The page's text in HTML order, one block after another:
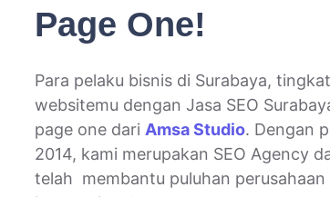
Page One!
Para pelaku bisnis di Surabaya,
websitemu dengan Jasa SEO
page one dari Amsa Studio. Dengan
2014, kami merupakan SEO Agency
telah membantu puluhan perusahaan